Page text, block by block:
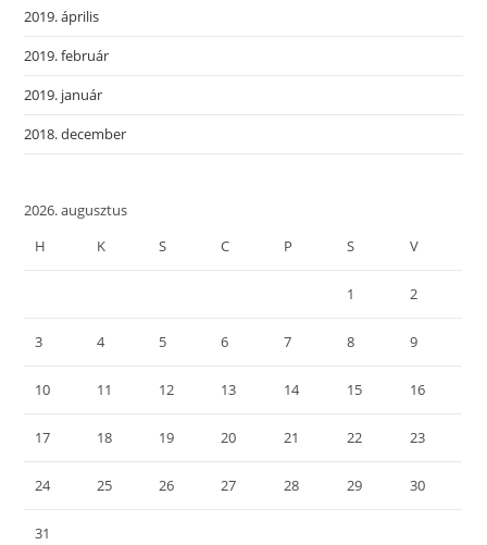
2019. április
2019. február
2019. január
2018. december
2026. augusztus
H
K S C P S V
1 2
3 4 5 6 7 8 9
10 11 12 13 14 15 16
17 18 19 20 21 22 23
24 25 26 27 28 29 30
31